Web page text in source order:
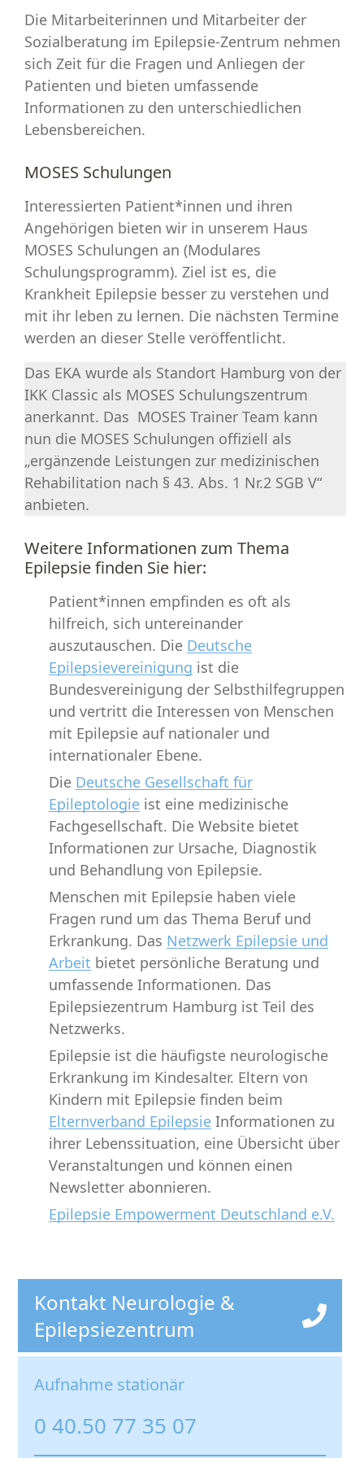
Kontakt Neurologie &
Epilepsiezentrum
Aufnahme stationär
0 40.50 77 35 07
Die Mitarbeiterinnen und Mitarbeiter der
Sozialberatung im Epilepsie-Zentrum nehmen
sich Zeit für die Fragen und Anliegen der
Patienten und bieten umfassende
Informationen zu den unterschiedlichen
Lebensbereichen.
MOSES Schulungen
Interessierten Patient*innen und ihren
Angehörigen bieten wir in unserem Haus
MOSES Schulungen an (Modulares
Schulungsprogramm). Ziel ist es, die
Krankheit Epilepsie besser zu verstehen und
mit ihr leben zu lernen. Die nächsten Termine
werden an dieser Stelle veröffentlicht.
Das EKA wurde als Standort Hamburg von der
IKK Classic als MOSES Schulungszentrum
anerkannt. Das MOSES Trainer Team kann
nun die MOSES Schulungen offiziell als
„ergänzende Leistungen zur medizinischen
Rehabilitation nach § 43. Abs. 1 Nr.2 SGB V“
anbieten.
Weitere Informationen zum Thema
Epilepsie finden Sie hier:
Patient*innen empfinden es oft als
hilfreich, sich untereinander
auszutauschen. Die Deutsche
Epilepsievereinigung ist die
Bundesvereinigung der Selbsthilfegruppen
und vertritt die Interessen von Menschen
mit Epilepsie auf nationaler und
internationaler Ebene.
Die Deutsche Gesellschaft für
Epileptologieist eine medizinische
Fachgesellschaft. Die Website bietet
Informationen zur Ursache, Diagnostik
und Behandlung von Epilepsie.
Menschen mit Epilepsie haben viele
Fragen rund um das Thema Beruf und
Erkrankung. Das Netzwerk Epilepsie und
Arbeit bietet persönliche Beratung und
umfassende Informationen. Das
Epilepsiezentrum Hamburg ist Teil des
Netzwerks.
Epilepsie ist die häufigste neurologische
Erkrankung im Kindesalter. Eltern von
Kindern mit Epilepsie finden beim
Elternverband EpilepsieInformationen zu
ihrer Lebenssituation, eine Übersicht über
Veranstaltungen und können einen
Newsletter abonnieren.
Epilepsie Empowerment Deutschland e.V.